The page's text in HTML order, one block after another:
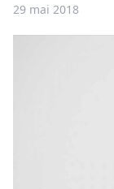
29 mai 2018